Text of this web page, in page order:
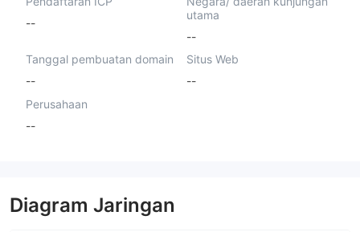
--
utama
--
Tanggal pembuatan domain
--
Situs Web
--
Perusahaan
--
Diagram Jaringan